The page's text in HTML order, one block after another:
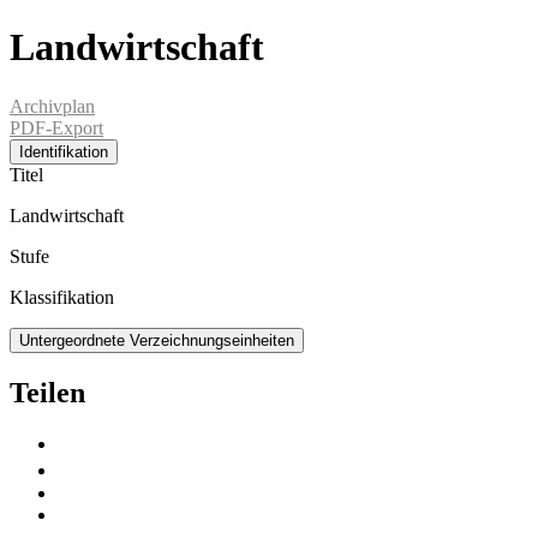
Landwirtschaft
Archivplan
PDF-Export
Identifikation
Titel
Landwirtschaft
Stufe
Klassifikation
Untergeordnete Verzeichnungseinheiten
Teilen